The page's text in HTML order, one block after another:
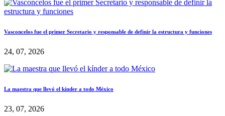
Vasconcelos fue el primer Secretario y responsable de definir la estructura y funciones
24, 07, 2026
La maestra que llevó el kínder a todo México
23, 07, 2026